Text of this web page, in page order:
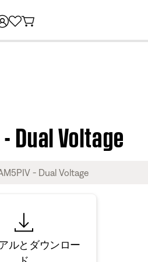
Dual Voltage
ルとダウンロー